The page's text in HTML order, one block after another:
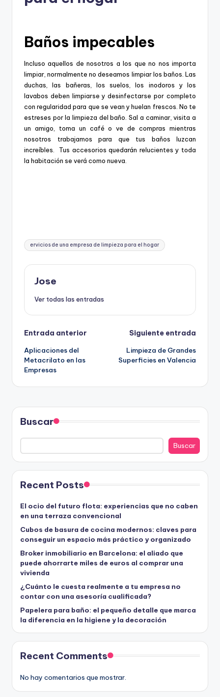
Baños impecables
Incluso aquellos de nosotros a los que no nos importa
limpiar, normalmente no deseamos limpiar los baños. Las
duchas, las bañeras, los suelos, los inodoros y los
lavabos deben limpiarse y desinfectarse por completo
con regularidad para que se vean y huelan frescos. No te
estreses por la limpieza del baño. Sal a caminar, visita a
un amigo, toma un café o ve de compras mientras
nosotros trabajamos para que tus baños luzcan
increíbles. Tus accesorios quedarán relucientes y toda
la habitación se verá como nueva.
Etiquetas:
ervicios de una empresa de limpieza para el hogar
Jose
Ver todas las entradas
Navegación
de
entradas
Entrada anterior
Aplicaciones del
Metacrilato en las
Empresas
Siguiente entrada
Limpieza de Grandes
Superficies en Valencia
Buscar
Buscar
Recent Posts
El ocio del futuro flota: experiencias que no caben
en una terraza convencional
Cubos de basura de cocina modernos: claves para
conseguir un espacio más práctico y organizado
Broker inmobiliario en Barcelona: el aliado que
puede ahorrarte miles de euros al comprar una
vivienda
¿Cuánto le cuesta realmente a tu empresa no
contar con una asesoría cualificada?
Papelera para baño: el pequeño detalle que marca
la diferencia en la higiene y la decoración
Recent Comments
No hay comentarios que mostrar.